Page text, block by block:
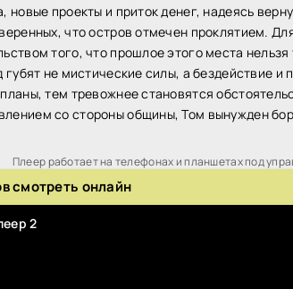
новые проекты и приток денег, надеясь
что остров отмечен проклятием.
того, что прошлое этого места
губят не мистические силы, а бездействие
тем тревожнее становятся
со стороны общины, Том вынужден
Плеер работает на телефонах и планшетах под
смотреть онлайн
2